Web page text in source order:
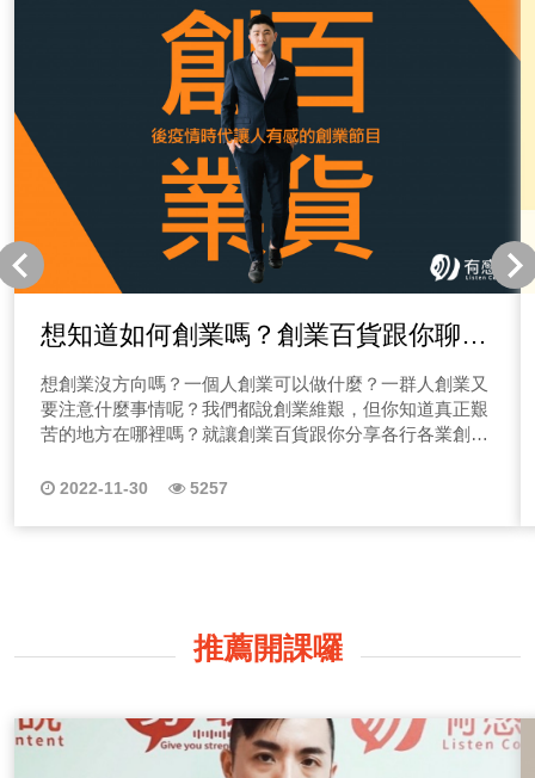
想知道如何創業嗎？創業百貨跟你聊各
行業的創業歷程
想創業沒方向嗎？一個人創業可以做什麼？一群人創業又
要注意什麼事情呢？我們都說創業維艱，但你知道真正艱
苦的地方在哪裡嗎？就讓創業百貨跟你分享各行各業創業
期、成長期的創業者做專訪，也會針對微型創業者、各業
場經營知識給大家。 我是ListenContent有感說的負責人
們分成兩類型，分別是「想要/準備創業的朋友」、「已在
別是還沒開始創業的朋友們，一定會有很大的收穫！ 因
此，為了讓大家更快速的能進入後續節目來賓的故事中，
2022-11-30 5257
推薦開課囉